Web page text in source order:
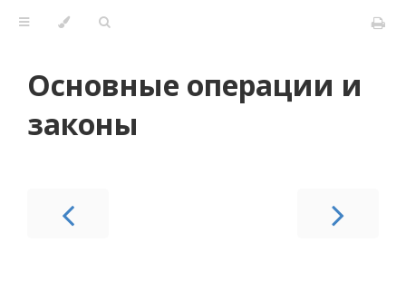
Основные операции и
законы